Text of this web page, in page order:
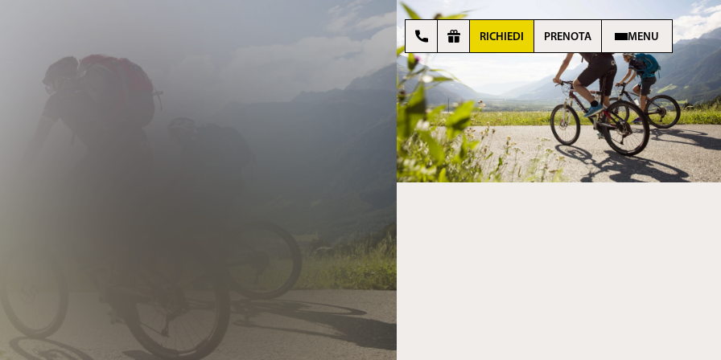
RICHIEDI PRENOTA MENU